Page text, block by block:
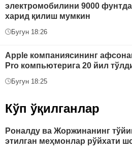
электромобилини 9000
харид қилиш мумкин
Бугун 18:26
Apple компаниясининг
Pro компьютерига 20 йил
Бугун 18:25
Кўп ўқилганлар
Роналду ва Жоржинанинг
этилган меҳмонлар рўйхати